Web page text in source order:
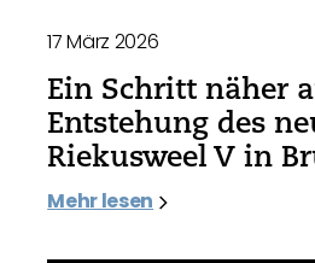
17 März 2026
Ein Schritt näher
Entstehung des
Riekusweel V in
Mehr lesen